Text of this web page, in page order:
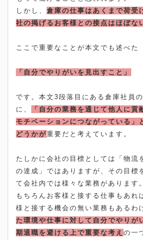
しかし、 倉庫の仕事はあくまで荷受
社の掲げるお客様との接点はほぼな
ここで重要なことが本文でも述べた
「自分でやりがいを見出すこと」
です。本文 3段落目にある倉庫社員
に、
「自分の業務を通じて他人に貢
モチベーションにつながっている」
どうかが重要だと考えています。
たしかに会社の目標としては「物流
の達成」ではありますが、その目標
て会社内では様々な業務があります。
もちろんお客様と接する仕事もあれ
様と接する機会の無い業務もあるわ
た環境や仕事に対して自分でやりが
期退職を避ける上で重要な考え の一